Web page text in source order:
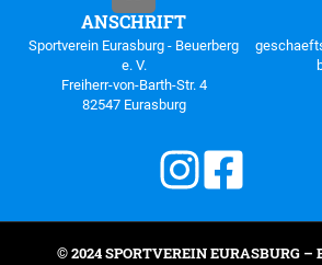
ANSCHRIFT
Sportverein Eurasburg - Beuerberg
e. V.
Freiherr-von-Barth-Str. 4
82547 Eurasburg
© 2024 SPORTVEREIN EURASBURG –